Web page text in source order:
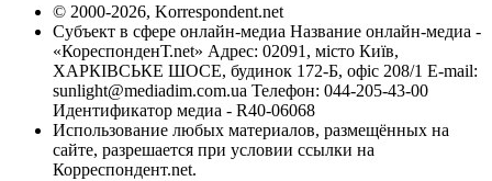
© 2000-2026, Korrespondent.net
Субъект в сфере онлайн-медиа Название онлайн-медиа -
«КореспонденТ.net» Адрес: 02091, місто Київ,
ХАРКІВСЬКЕ ШОСЕ, будинок 172-Б, офіс 208/1 E-mail:
sunlight@mediadim.com.ua Телефон: 044-205-43-00
Идентификатор медиа - R40-06068
Использование любых материалов, размещённых на
сайте, разрешается при условии ссылки на
Корреспондент.net.